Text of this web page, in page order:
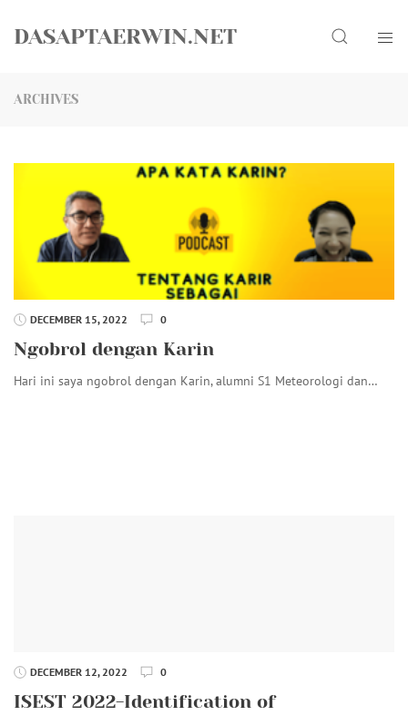
DASAPTAERWIN.NET Search
ARCHIVES
DECEMBER 15, 2022 0
Ngobrol dengan Karin
Hari ini saya ngobrol dengan Karin, alumni S1 Meteorologi dan…
DECEMBER 12, 2022 0
ISEST 2022-Identification of